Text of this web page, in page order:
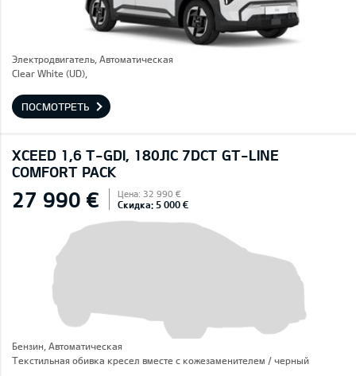
Электродвигатель, Автоматическая
Clear White (UD),
ПОСМОТРЕТЬ
XCEED 1,6 T-GDI, 180ЛС 7DCT GT-LINE
COMFORT PACK
27 990 € Цена: 32 990 €
Скидка: 5 000 €
Бензин, Автоматическая
Текстильная обивка кресел вместе с кожезаменителем / черный